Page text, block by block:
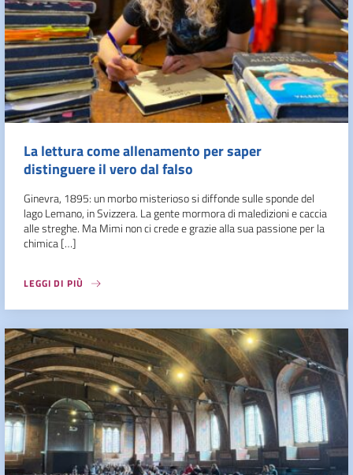
La lettura come allenamento per saper
distinguere il vero dal falso
Ginevra, 1895: un morbo misterioso si diffonde sulle sponde del
lago Lemano, in Svizzera. La gente mormora di maledizioni e caccia
alle streghe. Ma Mimi non ci crede e grazie alla sua passione per la
chimica […]
LEGGI DI PIÙ